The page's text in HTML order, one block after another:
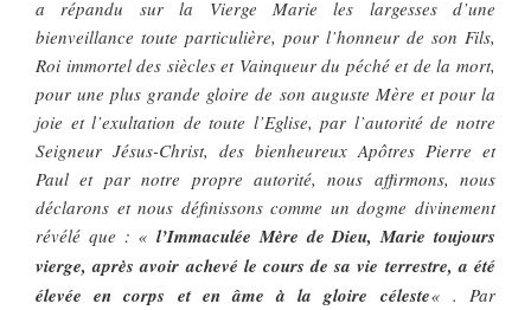
a répandu sur la Vierge Marie les largesses d’une
bienveillance toute particulière, pour l’honneur de son Fils,
Roi immortel des siècles et Vainqueur du péché et de la mort,
pour une plus grande gloire de son auguste Mère et pour la
joie et l’exultation de toute l’Eglise, par l’autorité de notre
Seigneur Jésus-Christ, des bienheureux Apôtres Pierre et
Paul et par notre propre autorité, nous affirmons, nous
déclarons et nous définissons comme un dogme divinement
révélé que : «l’Immaculée Mère de Dieu, Marie toujours
vierge, après avoir achevé le cours de sa vie terrestre, a été
élevée en corps et en âme à la gloire céleste« . Par